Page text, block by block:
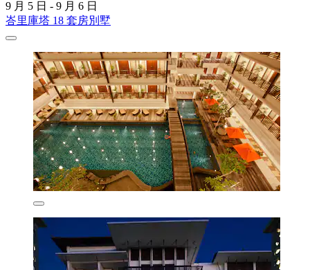
9 月 5 日 - 9 月 6 日
峇里庫塔 18 套房別墅